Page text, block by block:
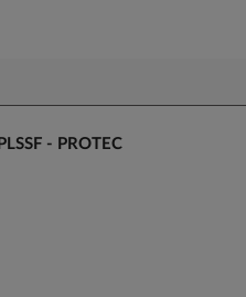
- PROTEC